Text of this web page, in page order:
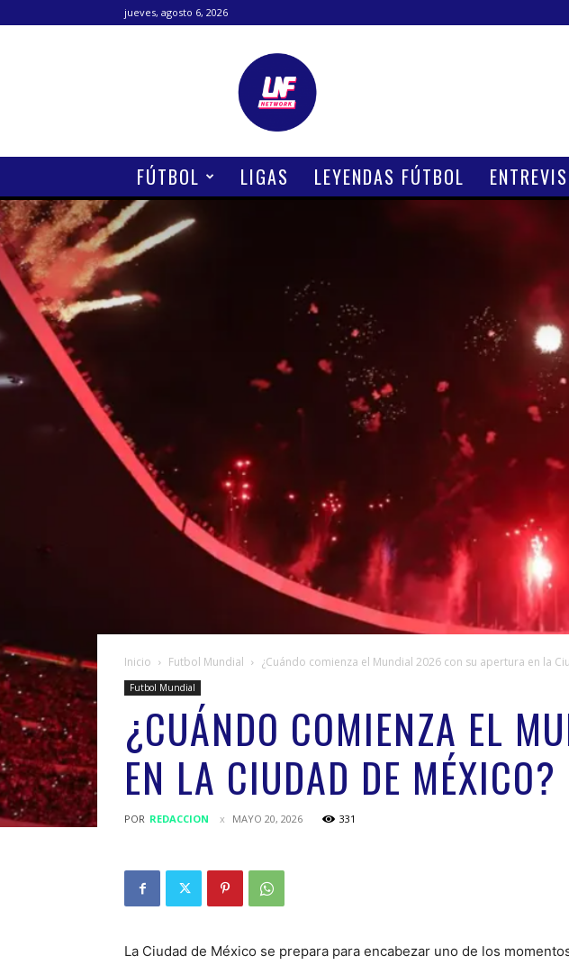
jueves, agosto 6, 2026
Lanetafutbolera
FÚTBOL LIGAS LEYENDAS FÚTBOL
Inicio Futbol Mundial ¿Cuándo comienza el Mundial 2026 con su apertura en la
Futbol Mundial
¿CUÁNDO COMIENZA EL
EN LA CIUDAD DE MÉXICO?
POR REDACCION MAYO 20, 2026 331
La Ciudad de México se prepara para encabezar uno de los